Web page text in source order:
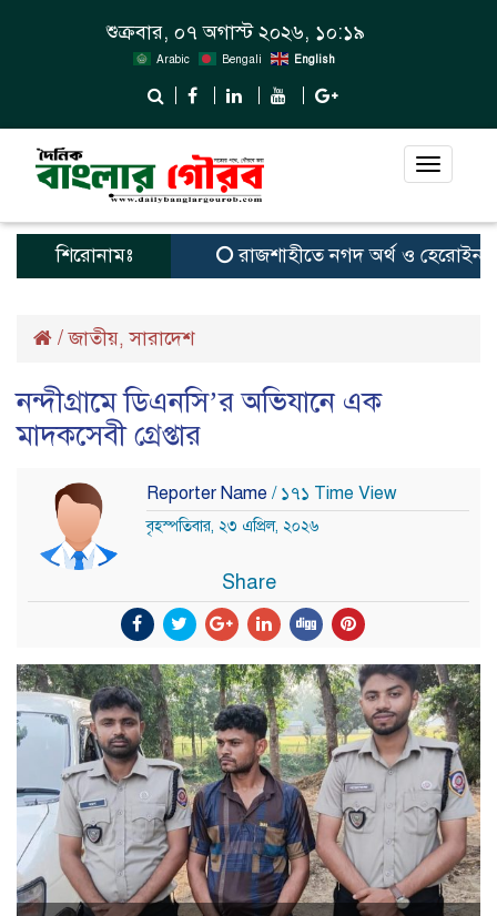
শুক্রবার, ০৭ অগাস্ট ২০২৬, ১০:১৯
Arabic Bengali English
Toggle
শিরোনামঃ রাজশাহীতে নগদ অর্থ ও হেরোইন-সহ
/জাতীয়,সারাদেশ
নন্দীগ্রামে ডিএনসি’র অভিযানে এক
মাদকসেবী গ্রেপ্তার
Reporter Name / ১৭১ Time View
বৃহস্পতিবার, ২৩ এপ্রিল, ২০২৬
Share